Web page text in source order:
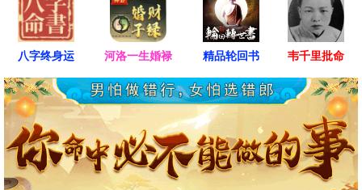
八字终身运 河洛一生婚禄 精品轮回书 韦千里批命